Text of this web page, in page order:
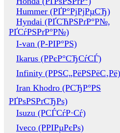
Hummer (РҐР°РјРјРµСЂ)
Hyndai (РҐСЋРЅРґР°Р№,
РҐСѓРЅРґР°Р№)
I-van (Р-РІР°РЅ)
Ikarus (РРєР°СЂСѓСЃ)
Infinity (РРЅС„РёРЅРёС‚Рё)
Iran Khodro (РСЂР°РЅ
РҐРѕРЅРґСЂРѕ)
Isuzu (РСЃСѓР·Сѓ)
Iveco (РРІРµРєРѕ)